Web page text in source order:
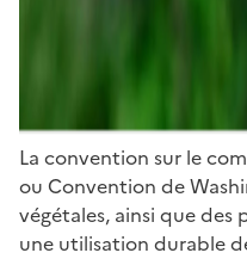
La convention sur le
ou Convention de
végétales, ainsi que
une utilisation durable